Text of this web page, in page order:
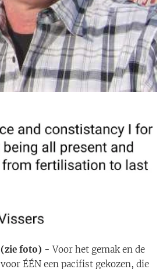
foto) -Voor het gemak en de
ÉÉN een pacifist gekozen, die